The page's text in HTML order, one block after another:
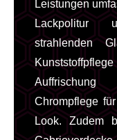
Leistungen
Lackpolitur
strahlenden
Chrompflege
Look. Zudem